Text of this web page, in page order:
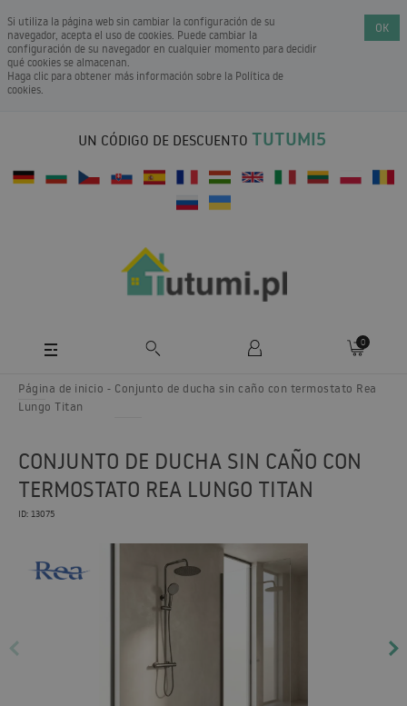
Si utiliza la página web sin cambiar la configuración de su
navegador, acepta el uso de cookies. Puede cambiar la
configuración de su navegador en cualquier momento para decidir
qué cookies se almacenan.
Haga clic para obtener más información sobre la Política de
cookies.
OK
UN CÓDIGO DE DESCUENTO TUTUMI5
0
Página de inicio
Conjunto de ducha sin caño con termostato Rea
Lungo Titan
CONJUNTO DE DUCHA SIN CAÑO CON
TERMOSTATO REA LUNGO TITAN
ID: 13075